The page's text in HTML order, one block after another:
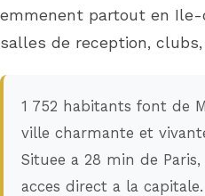
emmenent partout en
salles de reception, clubs,
1 752 habitants font de
ville charmante et
Situee a 28 min de
acces direct a la capitale.